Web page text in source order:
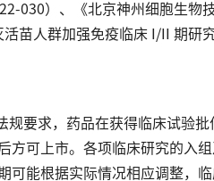
030）、《北京神州细胞生物
苗人群加强免疫临床 I/II 期研
规要求，药品在获得临床试验
方可上市。各项临床研究的入
可能根据实际情况相应调整，